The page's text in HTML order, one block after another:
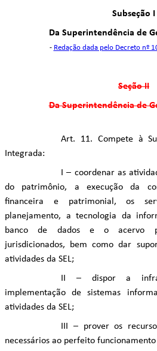
Subseção I
Da Superintendência de
- Redação dada pelo Decreto nº
Seção II
Da Superintendência de
Art. 11. Compete à
Integrada:
I – coordenar as
do patrimônio, a execução da
financeira e patrimonial, os
planejamento, a tecnologia da
banco de dados e o acervo
jurisdicionados, bem como dar
atividades da SEL;
II – dispor a
implementação de sistemas
atividades da SEL;
III – prover os
necessários ao perfeito funcionamento